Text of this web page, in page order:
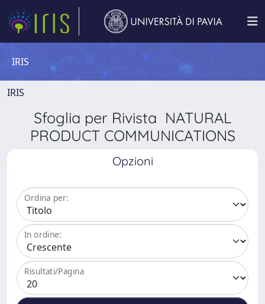
IRIS
IRIS
Sfoglia per Rivista NATURAL
PRODUCT COMMUNICATIONS
Opzioni
Ordina per:
In ordine:
Risultati/Pagina